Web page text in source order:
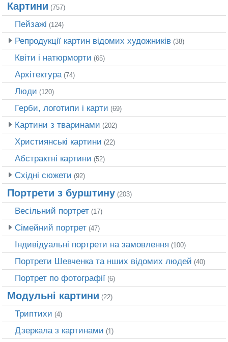
Картини (757)
Пейзажі (124)
Репродукції картин відомих художників (38)
Квіти і натюрморти (65)
Архітектура(74)
Люди (120)
Герби, логотипи і карти (69)
Картини з тваринами (202)
Християнські картини (22)
Абстрактні картини (52)
Східні сюжети (92)
Портрети з бурштину (203)
Весільний портрет (17)
Сімейний портрет (47)
Індивідуальні портрети на замовлення (100)
Портрети Шевченка та нших відомих людей (40)
Портрет по фотографії (6)
Модульні картини (22)
Триптихи (4)
Дзеркала з картинами (1)